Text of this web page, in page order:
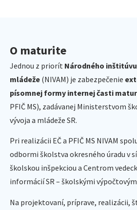
O maturite
Jednou z priorít Národného
mládeže (NIVAM) je zabezpečenie
písomnej formy internej časti
PFIČ MS), zadávanej Ministerstvom
vývoja a mládeže SR.
Pri realizácii EČ a PFIČ MS NIVAM
odbormi školstva okresného úradu v
školskou inšpekciou a Centrom
informácií SR – školskými
Na projektovaní, príprave, realizácii,